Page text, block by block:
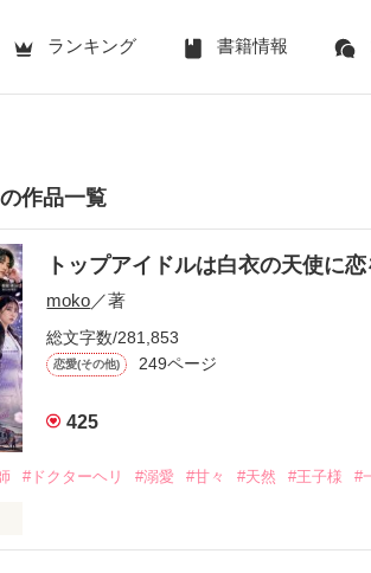
ランキング 書籍情報
作品一覧
トップアイドルは白衣の天使に
moko／著
総文字数/281,853
恋愛(その他) 249ページ
425
#ドクターヘリ #溺愛 #甘々 #天然 #王子様 #